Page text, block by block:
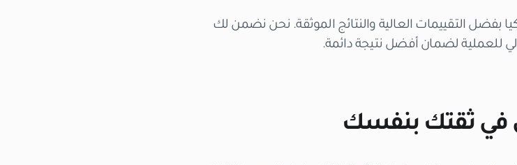
بفضل التقييمات العالية والنتائج الموثقة. نحن نضمن لك
للعملية لضمان أفضل نتيجة دائمة.
في ثقتك بنفسك